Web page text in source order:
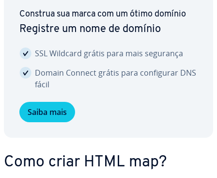
Construa sua marca com um ótimo domínio
Registre um nome de domínio
SSL Wildcard grátis para mais segurança
Domain Connect grátis para con­fi­gu­rar DNS
fácil
Saiba mais
Como criar HTML map?